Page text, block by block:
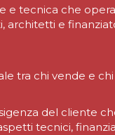
e tecnica che
e
tra chi vende e
del cliente
tecnici,